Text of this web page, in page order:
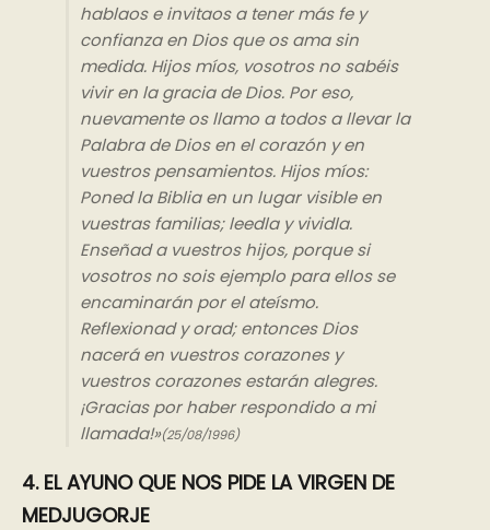
hablaos e invitaos a tener más fe y
confianza en Dios que os ama sin
medida. Hijos míos, vosotros no sabéis
vivir en la gracia de Dios. Por eso,
nuevamente os llamo a todos a llevar la
Palabra de Dios en el corazón y en
vuestros pensamientos. Hijos míos:
Poned la Biblia en un lugar visible en
vuestras familias; leedla y vividla.
Enseñad a vuestros hijos, porque si
vosotros no sois ejemplo para ellos se
encaminarán por el ateísmo.
Reflexionad y orad; entonces Dios
nacerá en vuestros corazones y
vuestros corazones estarán alegres.
¡Gracias por haber respondido a mi
llamada!»(25/08/1996)
4. EL AYUNO QUE NOS PIDE LA VIRGEN DE
MEDJUGORJE